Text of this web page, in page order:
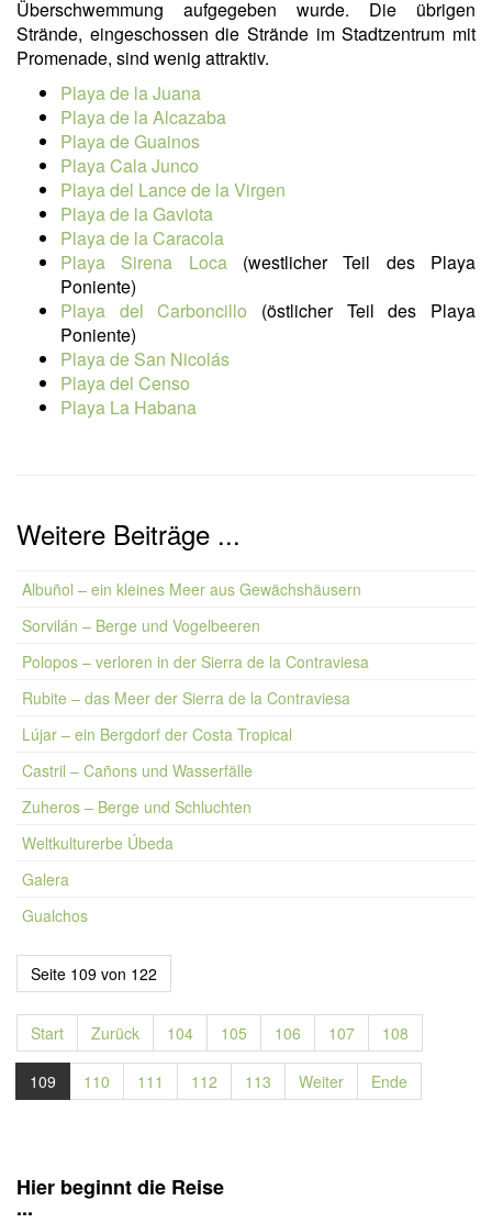
Überschwemmung aufgegeben wurde. Die übrigen
Strände, eingeschossen die Strände im Stadtzentrum mit
Promenade, sind wenig attraktiv.
Playa de la Juana
Playa de la Alcazaba
Playa de Guainos
Playa Cala Junco
Playa del Lance de la Virgen
Playa de la Gaviota
Playa de la Caracola
Playa Sirena Loca(westlicher Teil des Playa
Poniente)
Playa del Carboncillo (östlicher Teil des Playa
Poniente)
Playa de San Nicolás
Playa del Censo
Playa La Habana
Weitere Beiträge ...
Albuñol – ein kleines Meer aus Gewächshäusern
Sorvilán – Berge und Vogelbeeren
Polopos – verloren in der Sierra de la Contraviesa
Rubite – das Meer der Sierra de la Contraviesa
Lújar – ein Bergdorf der Costa Tropical
Castril – Cañons und Wasserfälle
Zuheros – Berge und Schluchten
Weltkulturerbe Úbeda
Galera
Gualchos
Seite 109 von 122
Start Zurück 104 105 106 107 108
109 110 111 112 113 Weiter Ende
Hier beginnt die Reise
...